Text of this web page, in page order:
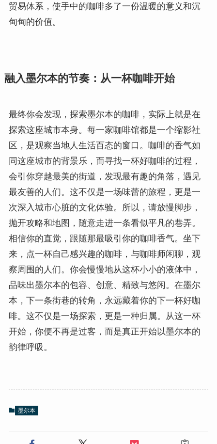
贸易体系，使手中的咖啡多了一份温暖的意义和沉
甸甸的价值。
融入墨尔本的节奏：从一杯咖啡开始
最终你会发现，探索墨尔本的咖啡，实际上就是在
探索这座城市本身。每一家咖啡馆都是一个缩影社
区，是观察当地人生活百态的窗口。咖啡的香气如
同这座城市的背景乐，而寻找一杯好咖啡的过程，
会引你穿越最美的街道，发现最有趣的角落，遇见
最友善的人们。这不仅是一场味蕾的旅程，更是一
次深入城市心脏的文化体验。所以，请放慢脚步，
抛开攻略和地图，随意走进一条看似平凡的巷弄。
相信你的直觉，跟随那最吸引你的咖啡香气。坐下
来，点一杯自己感兴趣的咖啡，与咖啡师闲聊，观
察周围的人们。你会慢慢地从这杯小小的液体中，
品味出墨尔本的包容、创意、精致与悠闲。在墨尔
本，下一条街巷的转角，永远藏着你的下一杯好咖
啡。这不仅是一场探索，更是一种归属。从这一杯
开始，你便不再是过客，而是真正开始以墨尔本的
韵律呼吸。
墨尔本